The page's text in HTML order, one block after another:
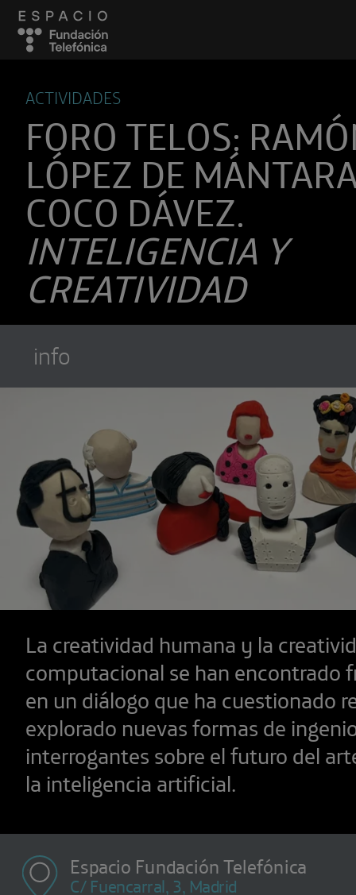
ACTIVIDADES
FORO TELOS:
LÓPEZ DE
COCO DÁVEZ.
INTELIGENCIA Y
CREATIVIDAD
info
La creatividad humana y la
computacional se han encontrado
en un diálogo que ha cuestionado
explorado nuevas formas de
interrogantes sobre el futuro del
la inteligencia artificial.
Espacio Fundación Telefónica
C/ Fuencarral, 3, Madrid